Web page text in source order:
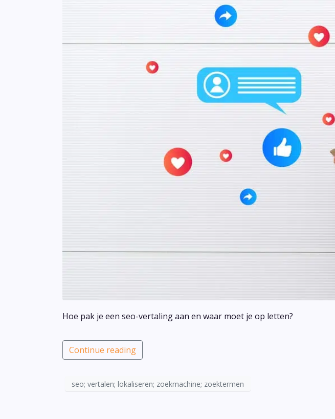
Hoe pak je een seo-vertaling aan en waar moet je op letten?
Continue reading
seo; vertalen; lokaliseren; zoekmachine; zoektermen